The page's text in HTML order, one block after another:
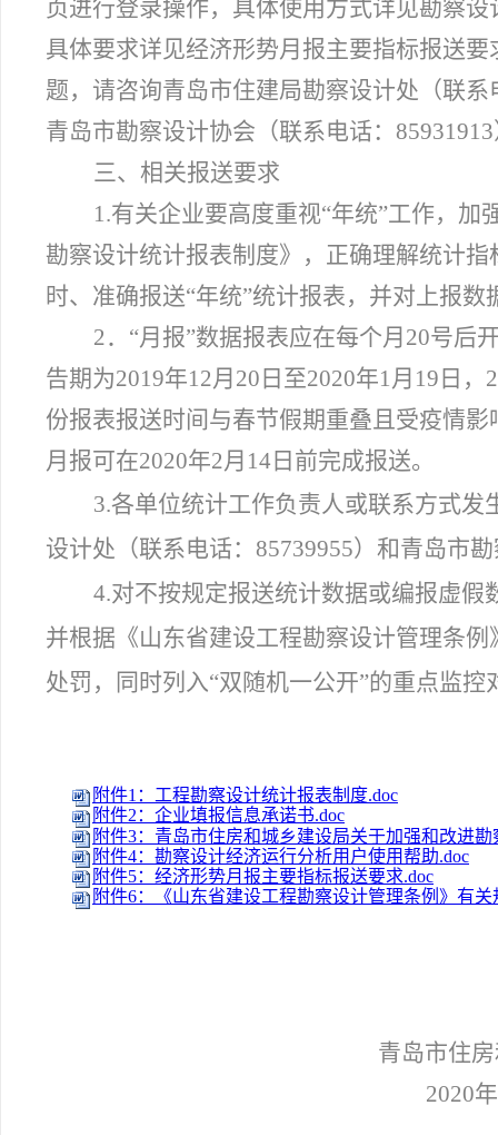
页进行登录操作，具体使用方式详见勘察
具体要求详见经济形势月报主要指标报送
题，请咨询青岛市住建局勘察设计处（联系
青岛市勘察设计协会（联系电话：
三、相关报送要求
1.有关企业要高度重视“年统”工作，
勘察设计统计报表制度》，正确理解统计
时、准确报送“年统”统计报表，并对上报
2．“月报”数据报表应在每个月20号后
告期为2019年12月20日至2020年1月19日
份报表报送时间与春节假期重叠且受疫情
月报可在2020年2月14日前完成报送。
3.各单位统计工作负责人或联系方式
设计处（联系电话：85739955）和青岛市
4.对不按规定报送统计数据或编报虚
并根据《山东省建设工程勘察设计管理条
处罚，同时列入“双随机一公开”的重点监
附件1：工程勘察设计统计报表制度.doc
附件2：企业填报信息承诺书.doc
附件3：青岛市住房和城乡建设局关于加强和改进
附件4：勘察设计经济运行分析用户使用帮助.doc
附件5：经济形势月报主要指标报送要求.doc
附件6：《山东省建设工程勘察设计管理条例》有关
青岛市住
2020年